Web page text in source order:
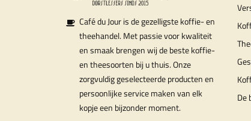
Café du Jour is de gezelligste koffie- en
theehandel. Met passie voor kwaliteit
en smaak brengen wij de beste koffie-
en theesoorten bij u thuis. Onze
zorgvuldig geselecteerde producten en
persoonlijke service maken van elk
kopje een bijzonder moment.
De